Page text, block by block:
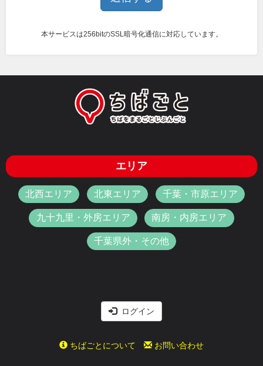
本サービスは256bitのSSL暗号化通信に対応しています。
エリア
北西エリア 北東エリア 千葉・市原エリア
九十九里・外房エリア 南房・内房エリア
千葉県外・その他
ログイン
ちばごとについて お問い合わせ